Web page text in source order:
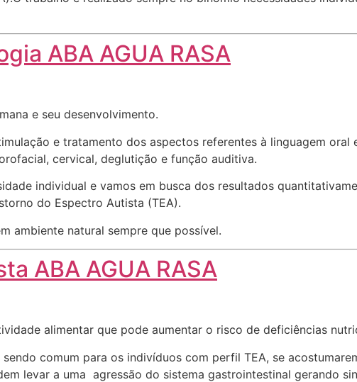
ABA AGUA RASA
e seu desenvolvimento.
e tratamento dos aspectos referentes à linguagem oral
cervical, deglutição e função auditiva.
individual e vamos em busca dos resultados
do Espectro Autista (TEA).
ambiente natural sempre que possível.
ABA AGUA RASA
alimentar que pode aumentar o risco de deficiências
comum para os indivíduos com perfil TEA, se
levar a uma agressão do sistema gastrointestinal gerando